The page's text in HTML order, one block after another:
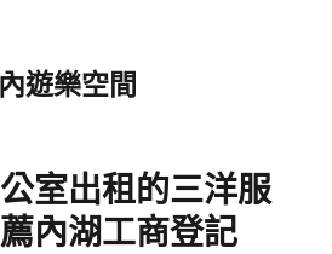
遊樂空間
室出租的三洋服
內湖工商登記